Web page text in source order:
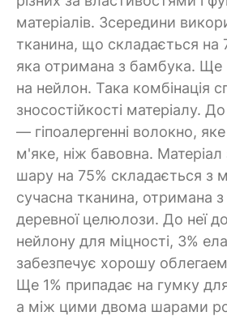
матеріалів. Зсередини
тканина, що складається на
яка отримана з бамбука. Ще
на нейлон. Така комбінація
зносостійкості матеріалу.
— гіпоалергенні волокно,
м'яке, ніж бавовна. Матеріал
шару на 75% складається з
сучасна тканина, отримана з
деревної целюлози. До неї
нейлону для міцності, 3%
забезпечує хорошу
Ще 1% припадає на гумку
а між цими двома шарами